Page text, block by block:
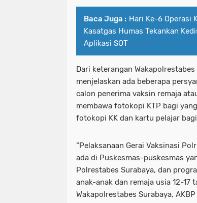
Baca Juga : Hari Ke-6 Operasi
Kasatgas Humas Tekankan
Aplikasi SOT
Dari keterangan
menjelaskan ada beberapa
calon penerima vaksin remaja
membawa fotokopi KTP bagi
fotokopi KK dan kartu pelajar
“Pelaksanaan Gerai Vaksinasi
ada di Puskesmas-puskesmas
Polrestabes Surabaya, dan
anak-anak dan remaja usia 12-17
Wakapolrestabes Surabaya,